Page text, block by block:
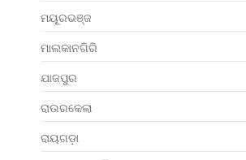
ମୟୂରଭଞ୍ଜ
ମାଲକାନଗିରି
ଯାଜପୁର
ରାଉରକେଲା
ରାୟଗଡ଼ା